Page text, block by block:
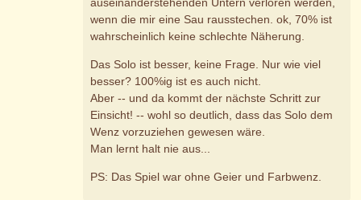
wenn die mir eine Sau rausstechen. ok, 70% ist
wahrscheinlich keine schlechte Näherung.
Das Solo ist besser, keine Frage. Nur wie viel
besser? 100%ig ist es auch nicht.
Aber -- und da kommt der nächste Schritt zur
Einsicht! -- wohl so deutlich, dass das Solo dem
Wenz vorzuziehen gewesen wäre.
Man lernt halt nie aus...
PS: Das Spiel war ohne Geier und Farbwenz.